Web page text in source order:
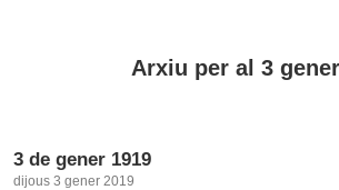
Arxiu per al 3
3 de gener 1919
dijous 3 gener 2019